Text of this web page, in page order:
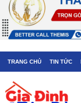
TRANG CHỦ TIN TỨC